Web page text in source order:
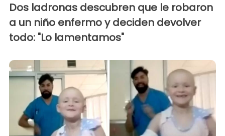
Dos ladronas descubren que le robaron
a un niño enfermo y deciden devolver
todo: "Lo lamentamos"